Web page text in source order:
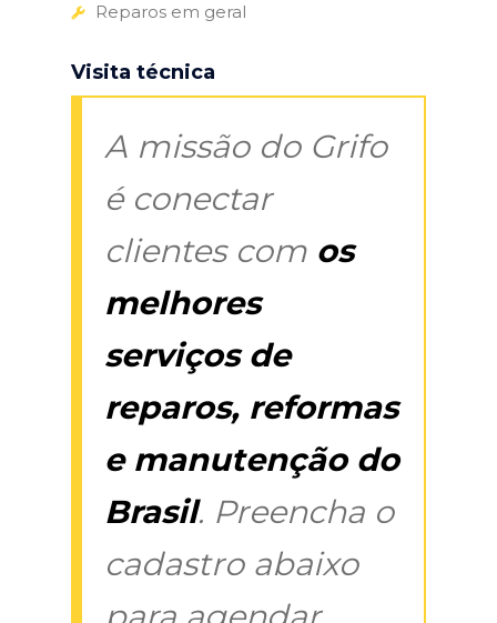
Reparos em geral
Visita técnica
A missão do Grifo
é conectar
clientes com os
melhores
serviços de
reparos, reformas
e manutenção do
Brasil. Preencha o
cadastro abaixo
para agendar